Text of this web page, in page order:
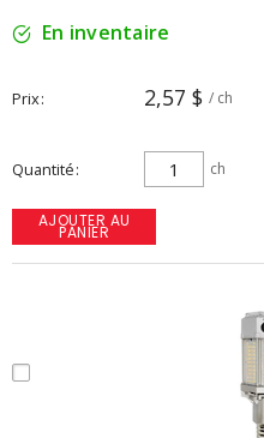
En inventaire
Prix 2,57 $ / ch
Quantité ch
AJOUTER AU
PANIER